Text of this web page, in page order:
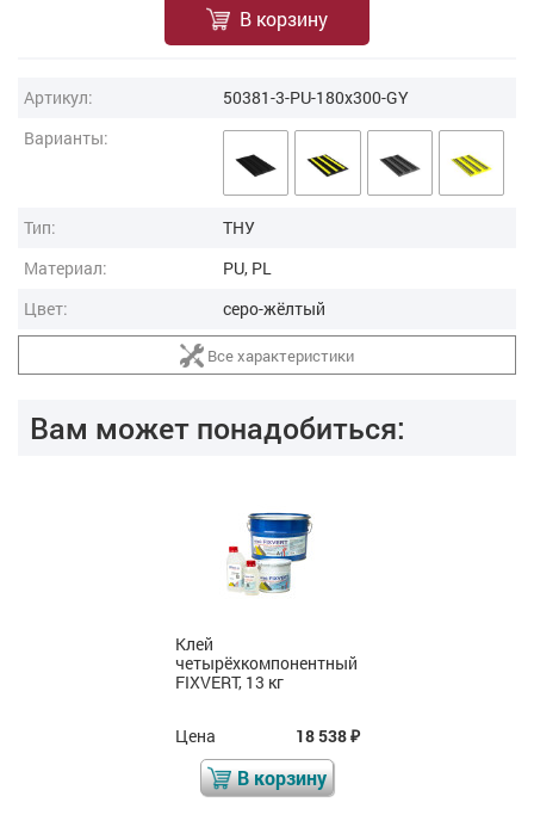
В корзину
Артикул:
50381-3-PU-180x300-GY
Варианты:
Тип:
ТНУ
Материал:
PU, PL
Цвет:
серо-жёлтый
Все характеристики
Вам может понадобиться:
Клей
четырёхкомпонентный
FIXVERT, 13 кг
Цена 18 538₽
В корзину